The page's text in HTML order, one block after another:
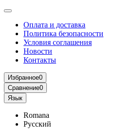
Оплата и доставка
Политика безопасности
Условия соглашения
Новости
Контакты
Избранное0
Сравнение0
Язык
Romana
Русский